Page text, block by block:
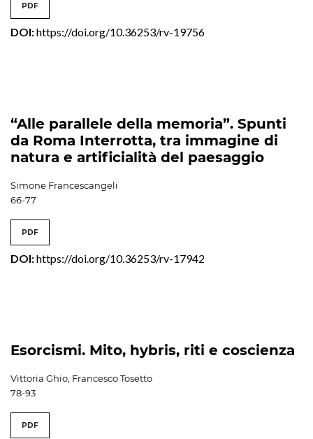
PDF
DOI:https://doi.org/10.36253/rv-19756
“Alle parallele della memoria”. Spunti
da Roma Interrotta, tra immagine di
natura e artificialità del paesaggio
Simone Francescangeli
66-77
PDF
DOI:https://doi.org/10.36253/rv-17942
Esorcismi. Mito, hybris, riti e coscienza
Vittoria Ghio, Francesco Tosetto
78-93
PDF